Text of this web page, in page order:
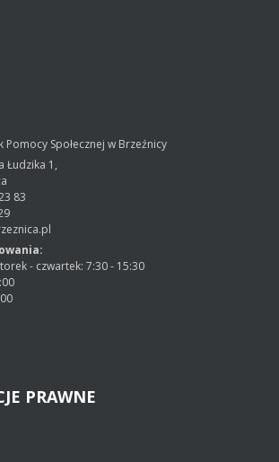
Społecznej w Brzeźnicy
Łudzika 1,
83
- czwartek: 7:30 - 15:30
PRAWNE